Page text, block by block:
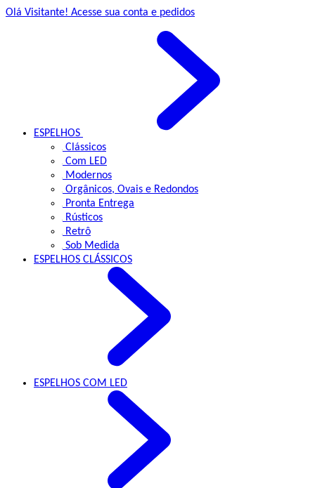
Olá Visitante! Acesse sua conta e pedidos
ESPELHOS
Clássicos
Com LED
Modernos
Orgânicos, Ovais e Redondos
Pronta Entrega
Rústicos
Retrô
Sob Medida
ESPELHOS CLÁSSICOS
ESPELHOS COM LED